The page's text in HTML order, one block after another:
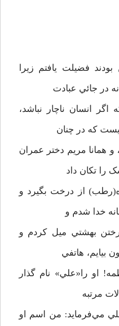
فضيلت يافتم زيرا
در جائي عبادت
انسان ناچار نباشد،
که در چنان
و همانا مريم دختر عمران
تکان داد
از درخت بگيرد و
خدا شدم و
بهشتي ميل کردم و
بيايم، هاتفي
او را«علي» نام گذار
مرتبه
مي‌فرمايد: من اسم او